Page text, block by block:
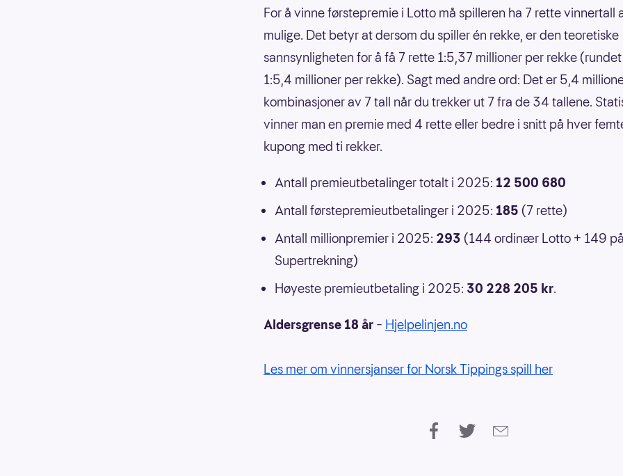
For å vinne førstepremie i Lotto må spilleren ha 7 rette vinnertall
mulige. Det betyr at dersom du spiller én rekke, er den teoretiske
sannsynligheten for å få 7 rette 1:5,37 millioner per rekke
1:5,4 millioner per rekke). Sagt med andre ord: Det er 5,4
kombinasjoner av 7 tall når du trekker ut 7 fra de 34 tallene.
vinner man en premie med 4 rette eller bedre i snitt på hver
kupong med ti rekker.
Antall premieutbetalinger totalt i 2025: 12 500 680
Antall førstepremieutbetalinger i 2025: 185 (7 rette)
Antall millionpremier i 2025: 293 (144 ordinær Lotto + 149 på
Supertrekning)
Høyeste premieutbetaling i 2025: 30 228 205 kr.
Aldersgrense 18 år – Hjelpelinjen.no
Les mer om vinnersjanser for Norsk Tippings spill her